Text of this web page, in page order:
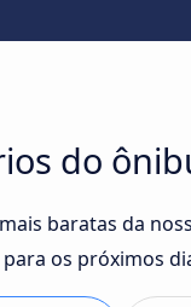
do
baratas da
os próximos